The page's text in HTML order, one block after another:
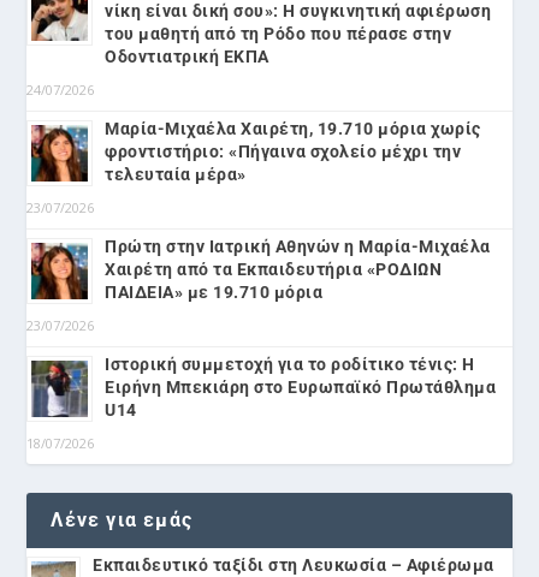
νίκη είναι δική σου»: Η συγκινητική αφιέρωση
του μαθητή από τη Ρόδο που πέρασε στην
Οδοντιατρική ΕΚΠΑ
24/07/2026
Μαρία-Μιχαέλα Χαιρέτη, 19.710 μόρια χωρίς
φροντιστήριο: «Πήγαινα σχολείο μέχρι την
τελευταία μέρα»
23/07/2026
Πρώτη στην Ιατρική Αθηνών η Μαρία-Μιχαέλα
Χαιρέτη από τα Εκπαιδευτήρια «ΡΟΔΙΩΝ
ΠΑΙΔΕΙΑ» με 19.710 μόρια
23/07/2026
Ιστορική συμμετοχή για το ροδίτικο τένις: Η
Ειρήνη Μπεκιάρη στο Ευρωπαϊκό Πρωτάθλημα
U14
18/07/2026
Λένε για εμάς
Εκπαιδευτικό ταξίδι στη Λευκωσία – Αφιέρωμα